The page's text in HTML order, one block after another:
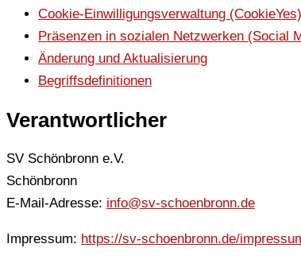
Cookie-Einwilligungsverwaltung (CookieYes)
Präsenzen in sozialen Netzwerken (Social
Änderung und Aktualisierung
Begriffsdefinitionen
Verantwortlicher
SV Schönbronn e.V.
Schönbronn
E-Mail-Adresse: info@sv-schoenbronn.de
Impressum: https://sv-schoenbronn.de/